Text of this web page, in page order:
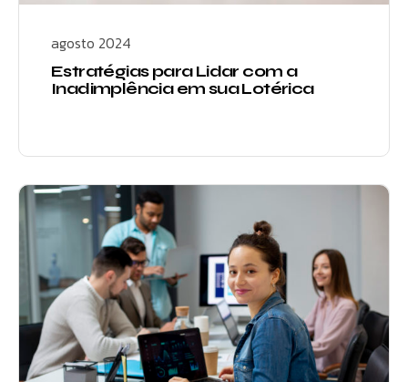
agosto 2024
Estratégias para Lidar com a
Inadimplência em sua Lotérica